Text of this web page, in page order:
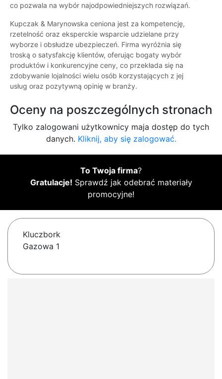
co pozwala na wybór najodpowiedniejszych rozwiązań.
Kupczak & Marynowska ceniona jest za kompetencję,
rzetelność oraz eksperckie wsparcie udzielane przy
wyborze i obsłudze ubezpieczeń. Firma wyróżnia się
troską o satysfakcję klientów, oferując bogaty wybór
produktów i konkurencyjne ceny, co przekłada się na
zdobywanie lojalności wielu osób korzystających z jej
usług oraz pozytywną opinię w branży.
Oceny na poszczególnych stronach
Tylko zalogowani użytkownicy maja dostęp do tych
danych. Kliknij, aby się zalogować.
To Twoja firma?
Gratulacje! Sprawdź jak odebrać materiały
promocyjne!
Kluczbork
Gazowa 1